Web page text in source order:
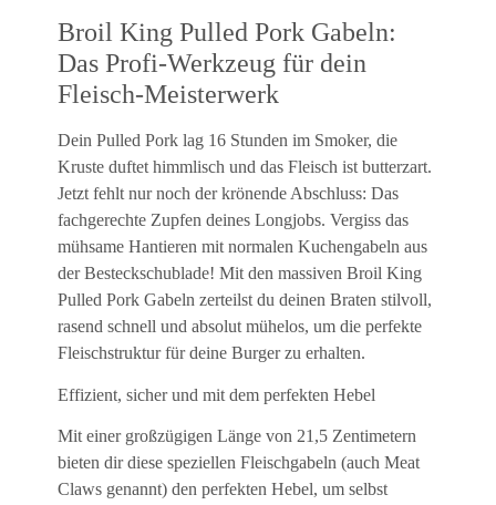
Broil King Pulled Pork Gabeln:
Das Profi-Werkzeug für dein
Fleisch-Meisterwerk
Dein Pulled Pork lag 16 Stunden im Smoker, die
Kruste duftet himmlisch und das Fleisch ist butterzart.
Jetzt fehlt nur noch der krönende Abschluss: Das
fachgerechte Zupfen deines Longjobs. Vergiss das
mühsame Hantieren mit normalen Kuchengabeln aus
der Besteckschublade! Mit den massiven Broil King
Pulled Pork Gabeln zerteilst du deinen Braten stilvoll,
rasend schnell und absolut mühelos, um die perfekte
Fleischstruktur für deine Burger zu erhalten.
Effizient, sicher und mit dem perfekten Hebel
Mit einer großzügigen Länge von 21,5 Zentimetern
bieten dir diese speziellen Fleischgabeln (auch Meat
Claws genannt) den perfekten Hebel, um selbst